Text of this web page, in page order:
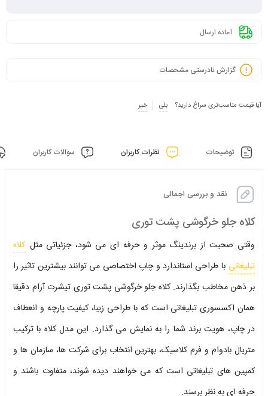
آماده ارسال
گزارش نادرستی مشخصات
آیا قیمت مناسب‌تری سراغ دارید؟ بلی خیر
توضیحات نظرات کاربران سوالات کاربران
نقد و بررسی اجمالی
کلاه جلو خرگوشی پشت توری
وقتی صحبت از برندینگ موثر و حرفه ای می شود، جزئیاتی مثل کلاه
تبلیغاتی با طراحی استاندارد و چاپ اختصاصی می توانند بیشترین تاثیر را
بر ذهن مخاطب بگذارند. کلاه جلو خرگوشی پشت توری تیشرت آرام دقیقا
همان اکسسوری تبلیغاتی است که با طراحی زیبا، کیفیت پارچه و انعطاف
در چاپ، هویت برند شما را به نمایش می گذارد. این مدل کلاه با ترکیب
متریال بادوام و فرم کلاسیک، بهترین انتخاب برای شرکت ها، سازمان ها و
کمپین های تبلیغاتی است که می خواهند دیده شوند، متفاوت باشند و
حرفه ای به نظر برسند.